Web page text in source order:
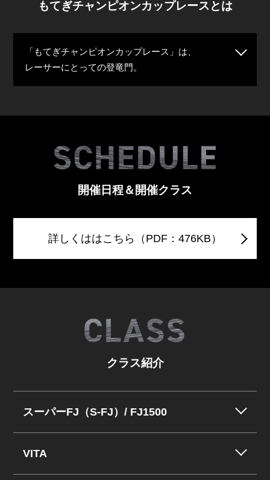
2026/1/9
しました。
2025/12/26
2025/12/26
2026年 開催日程を掲載！
もてぎチャンピオンカップレースとは
「もてぎチャンピオンカップレース」は、
レーサーにとっての登竜門。
開催日程＆開催クラス
詳しくははこちら（PDF：476KB）
クラス紹介
スーパーFJ（S-FJ）/ FJ1500
VITA